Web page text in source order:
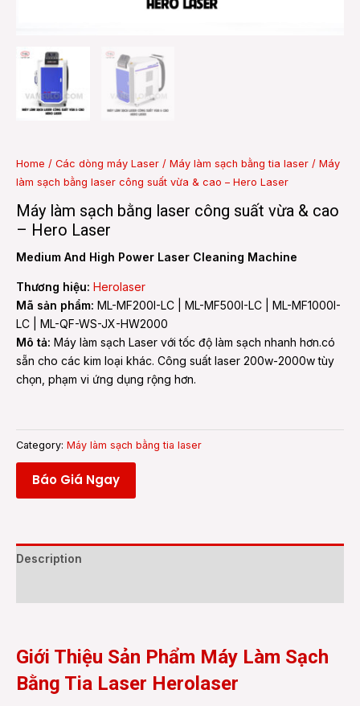
Home / Các dòng máy Laser / Máy làm sạch bằng tia laser / Máy
làm sạch bằng laser công suất vừa & cao – Hero Laser
Máy làm sạch bằng laser công suất vừa & cao
– Hero Laser
Medium And High Power Laser Cleaning Machine
Thương hiệu: Herolaser
Mã sản phẩm: ML-MF200I-LC | ML-MF500I-LC | ML-MF1000I-
LC | ML-QF-WS-JX-HW2000
Mô tả: Máy làm sạch Laser với tốc độ làm sạch nhanh hơn.có
sẵn cho các kim loại khác. Công suất laser 200w-2000w tùy
chọn, phạm vi ứng dụng rộng hơn.
Category: Máy làm sạch bằng tia laser
Báo Giá Ngay
Description
Giới Thiệu Sản Phẩm Máy Làm Sạch
Bằng Tia Laser Herolaser